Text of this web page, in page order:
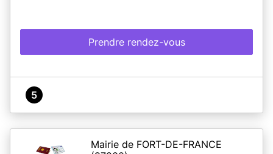
Prendre rendez-vous
5
Mairie de FORT-DE-FRANCE